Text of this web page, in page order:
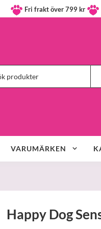
Fri frakt över 799 kr
VARUMÄRKEN
Happy Dog